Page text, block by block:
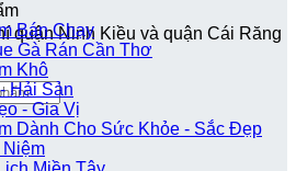
quận Ninh Kiều và quận Cái Răng
Bán Chạy
Gà Rán Cần Thơ
Khô
Hải Sản
- Gia Vị
Dành Cho Sức Khỏe - Sắc Đẹp